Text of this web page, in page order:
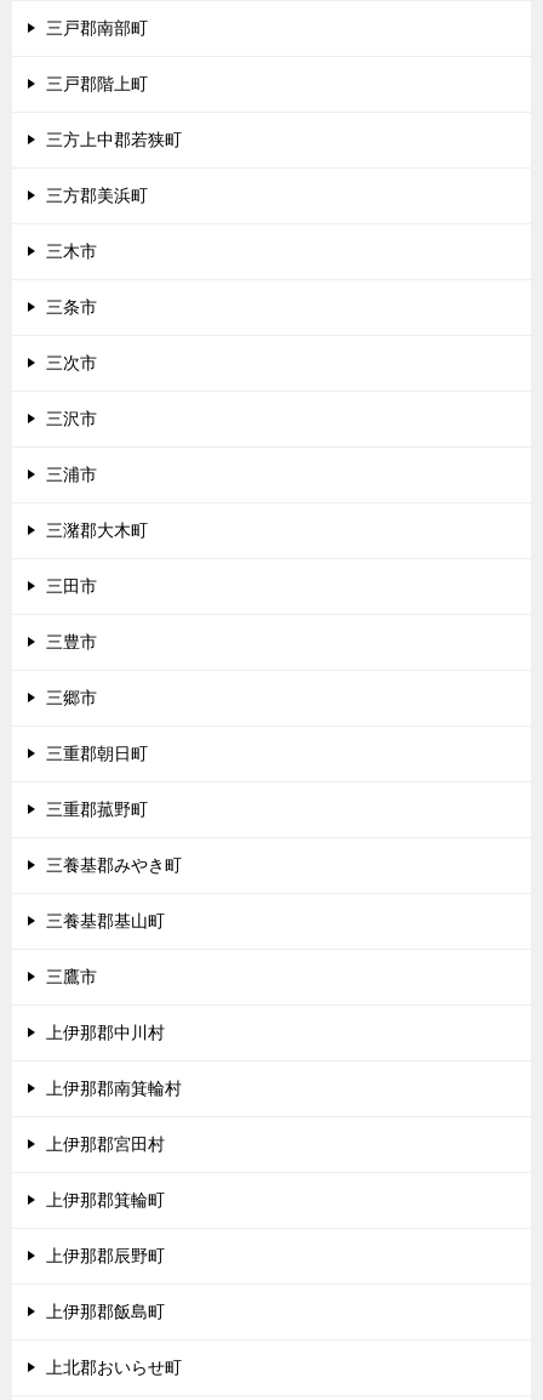
三戸郡南部町
三戸郡階上町
三方上中郡若狭町
三方郡美浜町
三木市
三条市
三次市
三沢市
三浦市
三潴郡大木町
三田市
三豊市
三郷市
三重郡朝日町
三重郡菰野町
三養基郡みやき町
三養基郡基山町
三鷹市
上伊那郡中川村
上伊那郡南箕輪村
上伊那郡宮田村
上伊那郡箕輪町
上伊那郡辰野町
上伊那郡飯島町
上北郡おいらせ町